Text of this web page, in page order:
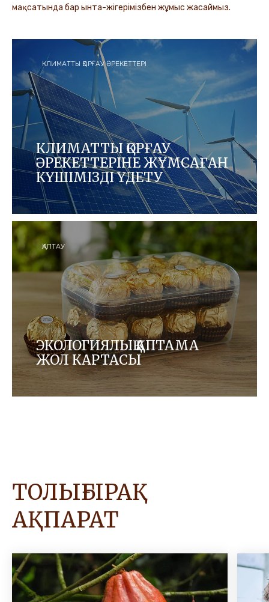
мақсатында бар ынта-жігерімізбен жұмыс жасаймыз.
КЛИМАТТЫ ҚОРҒАУ ӘРЕКЕТТЕРІ
КЛИМАТТЫ ҚОРҒАУ
ӘРЕКЕТТЕРІНЕ ЖҰМСАҒАН
КҮШІМІЗДІ ҮДЕТУ
Ғаламдық қызметтерімізде және бүкіл жеткізу
тізбектерінде өнімдеріміздің өндірісінде
энергияны тиімдірек жұмсау үшін көміртегі
ізімізді қысқартуға жыл сайын ұмтыламыз.
ҚАПТАУ
ЭКОЛОГИЯЛЫҚ ҚАПТАМА
ЖОЛ КАРТАСЫ
Өнімдерімізге арналған экологиялық, циклді
шешімдерді табу арқылы қаптауды жетілдіру
ТОЛЫҒЫРАҚ
АҚПАРАТ